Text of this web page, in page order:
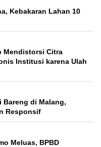
Kebakaran Lahan 10
Mendistorsi Citra
Institusi karena Ulah
Bareng di Malang,
Responsif
Meluas, BPBD